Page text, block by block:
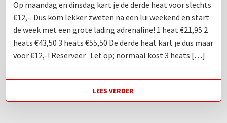
Op maandag en dinsdag kart je de derde heat voor slechts
€12,-. Dus kom lekker zweten na een lui weekend en start
de week met een grote lading adrenaline! 1 heat €21,95 2
heats €43,50 3 heats €55,50 De derde heat kart je dus maar
voor €12,-! Reserveer Let op; normaal kost 3 heats […]
LEES VERDER